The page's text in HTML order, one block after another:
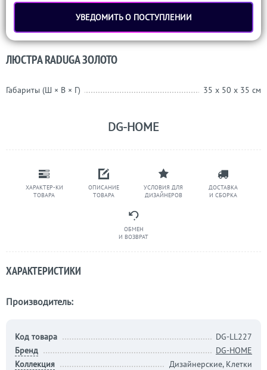
ХАРАКТЕР-КИ
ТОВАРА
ОПИСАНИЕ
ТОВАРА
УСЛОВИЯ ДЛЯ
ДИЗАЙНЕРОВ
ДОСТАВКА
И СБОРКА
ОБМЕН
И ВОЗВРАТ
УВЕДОМИТЬ О ПОСТУПЛЕНИИ
ЛЮСТРА RADUGA ЗОЛОТО
Габариты (Ш × В × Г) 35 x 50 x 35 см
DG-HOME
ХАРАКТЕРИСТИКИ
Производитель:
Код товара
DG-LL227
Бренд
DG-HOME
Коллекция
Дизайнерские, Клетки